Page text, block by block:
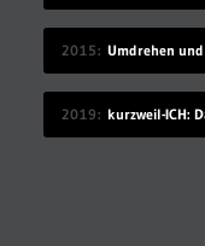
2015 Umdrehen
2019 kurzweil-ICH: